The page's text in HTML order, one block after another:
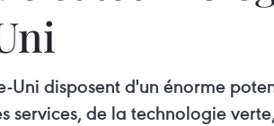
Uni disposent d'un énorme
services, de la technologie